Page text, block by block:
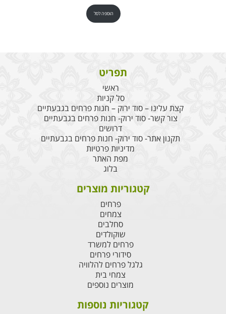
הוספה לסל
תפריט
ראשי
סל קניות
קצת עלינו – סוד ירוק – חנות פרחים בגבעתיים
צור קשר- סוד ירוק- חנות פרחים בגבעתיים
דרושים
תקנון אתר- סוד ירוק- חנות פרחים בגבעתיים
מדיניות פרטיות
מפת האתר
בלוג
קטגוריות מוצרים
פרחים
צמחים
סחלבים
שוקולדים
פרחים למשרד
סידורי פרחים
גלגל פרחים להלוויה
צמחי בית
מוצרים נוספים
קטגוריות נוספות